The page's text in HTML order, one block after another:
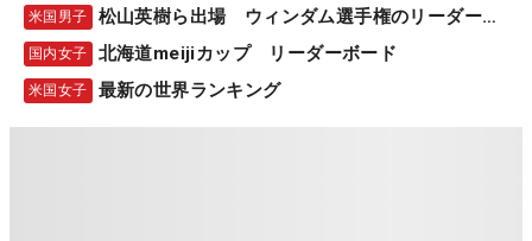
米国男子 松山英樹ら出場 ウィンダム選手権のリーダーボード
国内女子 北海道meijiカップ リーダーボード
米国女子 最新の世界ランキング